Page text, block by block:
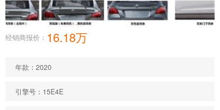
经销商报价： 16.18万
年款：2020
引擎号：15E4E